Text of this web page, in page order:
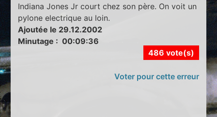
Indiana Jones Jr court chez son père. On voit un
pylone electrique au loin.
Ajoutée le 29.12.2002
Minutage : 00:09:36
486 vote(s)
Voter pour cette erreur